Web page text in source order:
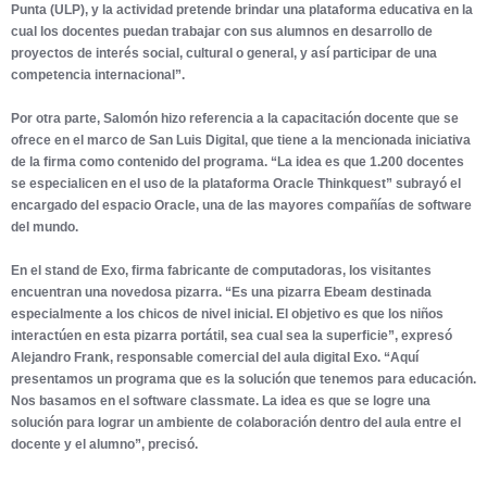
Punta (ULP), y la actividad pretende brindar una plataforma educativa en la
cual los docentes puedan trabajar con sus alumnos en desarrollo de
proyectos de interés social, cultural o general, y así participar de una
competencia internacional”.
Por otra parte, Salomón hizo referencia a la capacitación docente que se
ofrece en el marco de San Luis Digital, que tiene a la mencionada iniciativa
de la firma como contenido del programa. “La idea es que 1.200 docentes
se especialicen en el uso de la plataforma Oracle Thinkquest” subrayó el
encargado del espacio Oracle, una de las mayores compañías de software
del mundo.
En el stand de Exo, firma fabricante de computadoras, los visitantes
encuentran una novedosa pizarra. “Es una pizarra Ebeam destinada
especialmente a los chicos de nivel inicial. El objetivo es que los niños
interactúen en esta pizarra portátil, sea cual sea la superficie”, expresó
Alejandro Frank, responsable comercial del aula digital Exo. “Aquí
presentamos un programa que es la solución que tenemos para educación.
Nos basamos en el software classmate. La idea es que se logre una
solución para lograr un ambiente de colaboración dentro del aula entre el
docente y el alumno”, precisó.